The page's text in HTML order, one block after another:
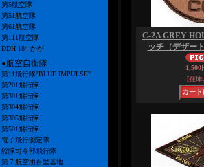
第5航空隊
第51航空隊
第61航空隊
第111航空隊
DDH-184 かが
●航空自衛隊
第11飛行隊"BLUE IMPULSE"
第201飛行隊
第301飛行隊
第304飛行隊
第305飛行隊
第501飛行隊
電子飛行測定隊
総隊司令部飛行隊
第７航空団百里基地
C-2A GREY
ッチ（デザート
1,500
[在庫